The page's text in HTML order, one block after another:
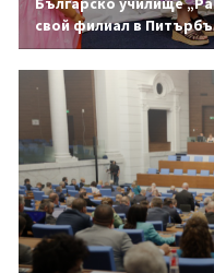
свой филиал в